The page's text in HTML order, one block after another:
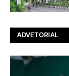
ADVETORIAL